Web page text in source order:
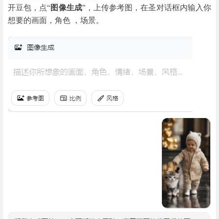
开豆包，点“图像生成”，上传参考图，在圣对话框内输入你
想要的画面，角色 ，场景。